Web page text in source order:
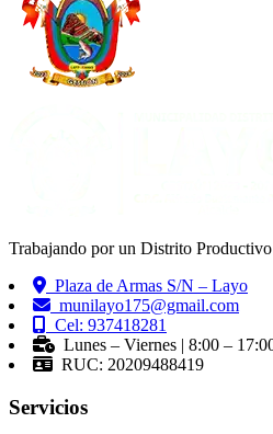
Trabajando por un Distrito
Plaza de Armas S/N – Layo
munilayo175@gmail.com
Cel: 937418281
Lunes – Viernes | 8:00 –
RUC: 20209488419
Servicios